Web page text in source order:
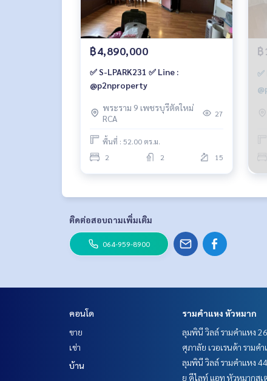
฿4,890,000
✅ S-LPARK231 ✅ Line :
@p2nproperty
พระราม 9 เพชรบุรีตัดใหม่
RCA
27
พื้นที่ : 52.00 ตร.ม.
2
2 15
฿
✅
ติดต่อสอบถามเพิ่มเติม
064-959-8900
คอนโด
ขาย
เช่า
บ้าน
รามคำแหง หัวหมาก
ลุมพินี วิลล์ รามคำแหง 26
ศุภาลัย เวอเรนด้า รามคำ
ลุมพินี วิลล์ รามคำแหง 44
ยู ดีไลท์ แอท หัวหมากสเ